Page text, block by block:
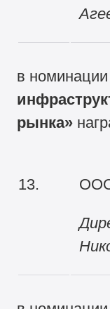
в номинации
рынка»
13.